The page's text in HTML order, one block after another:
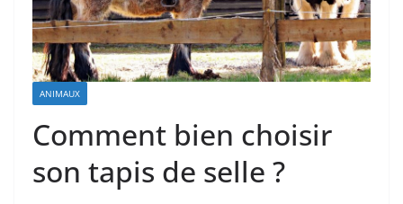
ANIMAUX
Comment bien choisir
son tapis de selle ?